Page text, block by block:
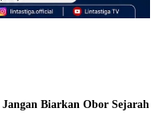
Biarkan Obor Sejarah